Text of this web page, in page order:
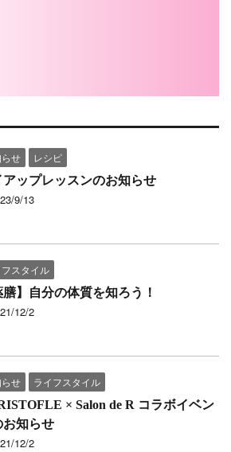
せ
レシピ
アップレッスンのお知らせ
9/13
スタイル
膳】自分の体質を知ろう！
12/2
せ
ライフスタイル
× Salon de R コラボイベン
お知らせ
12/2